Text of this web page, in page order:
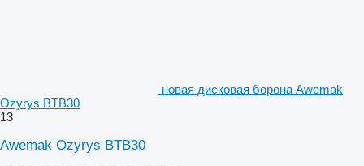
новая дисковая борона Awemak
Ozyrys BTB30
13
Awemak Ozyrys BTB30